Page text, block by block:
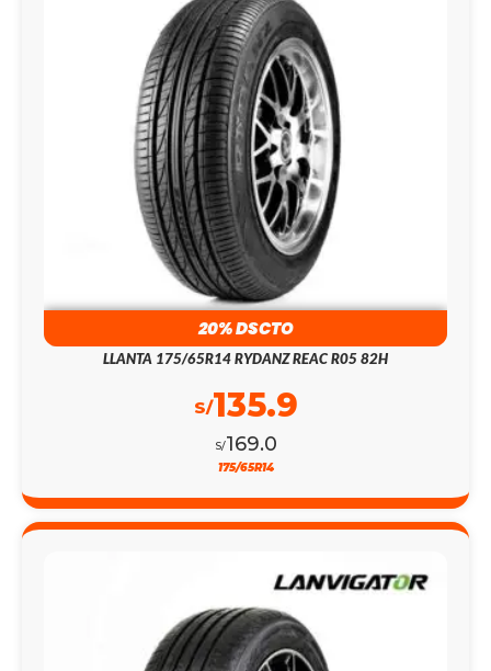
20% DSCTO
LLANTA 175/65R14 RYDANZ REAC R05 82H
S/169.0
S/135.9
175/65R14